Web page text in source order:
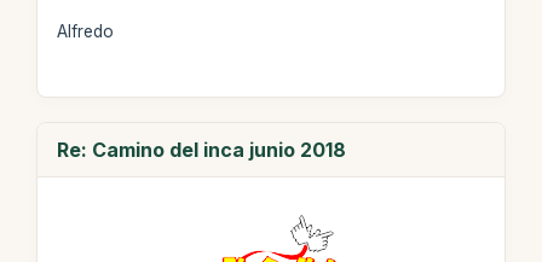
Alfredo
Re: Camino del inca junio 2018